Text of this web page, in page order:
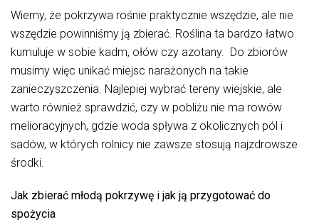
Wiemy, że pokrzywa rośnie praktycznie wszędzie, ale nie
wszędzie powinniśmy ją zbierać. Roślina ta bardzo łatwo
kumuluje w sobie kadm, ołów czy azotany. Do zbiorów
musimy więc unikać miejsc narażonych na takie
zanieczyszczenia. Najlepiej wybrać tereny wiejskie, ale
warto również sprawdzić, czy w pobliżu nie ma rowów
melioracyjnych, gdzie woda spływa z okolicznych pól i
sadów, w których rolnicy nie zawsze stosują najzdrowsze
środki.
Jak zbierać młodą pokrzywę i jak ją przygotować do
spożycia